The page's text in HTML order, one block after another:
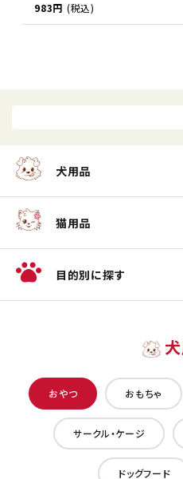
983円 (税込)
犬用品
猫用品
目的別に探す
おやつ おもちゃ
サークル・ケージ
ドッグフード